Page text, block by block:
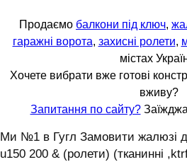
Продаємо балкони під ключ,
гаражні ворота, захисні ролети,
містах
Хочете вибрати вже готові
вживу?
Запитання по сайту?
Ми №1 в Гугл Замовити жалюзі
u150 200 & (ролети) (тканинні